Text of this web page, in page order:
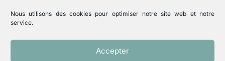
Nous utilisons des cookies pour optimiser notre site web et notre
service.
Accepter
Lutte contre les abus